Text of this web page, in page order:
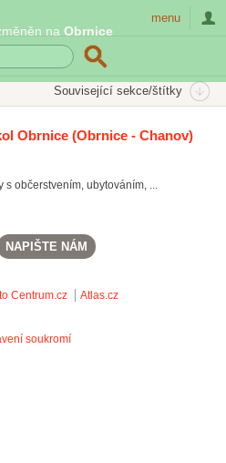
na Obrnice
menu
Související sekce/štítky
Obrnice(Obrnice - Chanov)
občerstvením, ubytováním, ...
NAPIŠTE NÁM
Centrum.cz Atlas.cz
soukromí